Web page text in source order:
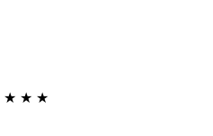
★ ★ ★